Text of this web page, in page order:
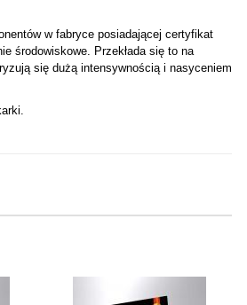
w fabryce posiadającej certyfikat
środowiskowe. Przekłada się to na
się dużą intensywnością i nasyceniem